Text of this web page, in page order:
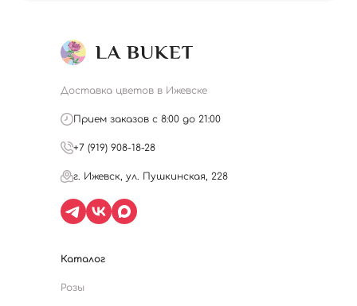
Доставка цветов в Ижевске
Прием заказов с 8:00 до 21:00
+7 (919) 908-18-28
г. Ижевск, ул. Пушкинская, 228
Каталог
Розы